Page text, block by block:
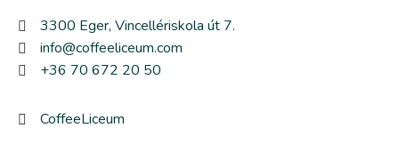
3300 Eger, Vincellériskola út 7.
info@coffeeliceum.com
+36 70 672 20 50
CoffeeLiceum